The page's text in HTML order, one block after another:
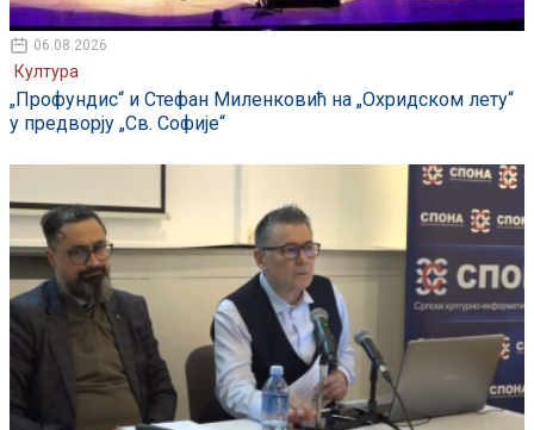
06.08.2026
Култура
„Профундис“ и Стефан Миленковић на „Охридском лету“
у предворју „Св. Софије“